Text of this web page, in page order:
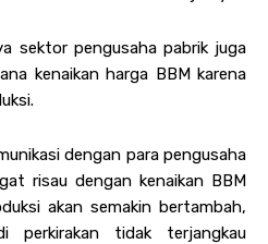
sektor pengusaha pabrik juga
kenaikan harga BBM karena
dengan para pengusaha
risau dengan kenaikan BBM
akan semakin bertambah,
perkirakan tidak terjangkau